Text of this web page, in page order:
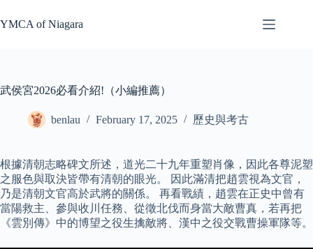
to
content
YMCA of Niagara
武侯宮2026必看介紹!（小編推薦）
benlau February 17, 2025 歷史與考古
根據清朝志略碑文所述，道光二十九年重塑肖像，因此各尊泥塑
之服色與取決皆帶有清朝的眼光。 因此滿清把趙雲視為文官，
乃是清朝文官高於武將的關係。 再看戰績，趙雲在正史中曾有
當陽救主、參與收川任務、從徵北伐而身當大敵曹真，若再把
《雲別傳》中的博望之役生擒敵將、漢中之役交戰曹操軍隊等。